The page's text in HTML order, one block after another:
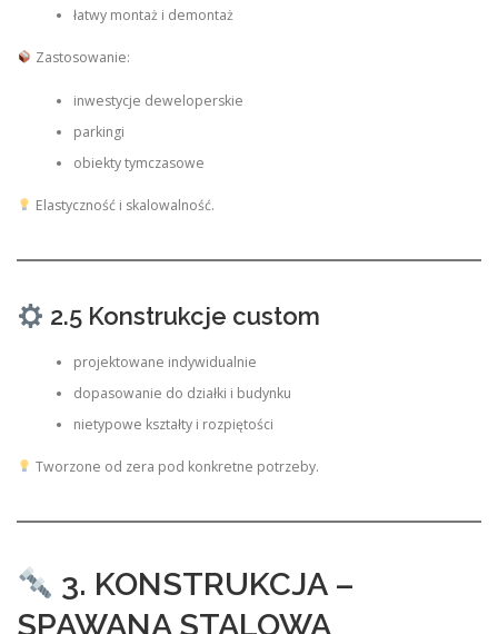
łatwy montaż i demontaż
Zastosowanie:
inwestycje deweloperskie
parkingi
obiekty tymczasowe
Elastyczność i skalowalność.
2.5 Konstrukcje custom
projektowane indywidualnie
dopasowanie do działki i budynku
nietypowe kształty i rozpiętości
Tworzone od zera pod konkretne potrzeby.
3. KONSTRUKCJA –
SPAWANA STALOWA